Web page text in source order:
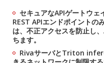
セキュアなAPIゲートウェ
REST APIエンドポイントの
は、不正アクセスを防止し
ちます。
RivaサーバとTriton